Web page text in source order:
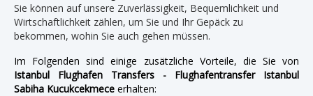
Sie können auf unsere Zuverlässigkeit, Bequemlichkeit und
Wirtschaftlichkeit zählen, um Sie und Ihr Gepäck zu
bekommen, wohin Sie auch gehen müssen.
Im Folgenden sind einige zusätzliche Vorteile, die Sie von
Istanbul Flughafen Transfers - Flughafentransfer Istanbul
Sabiha Kucukcekmece erhalten: